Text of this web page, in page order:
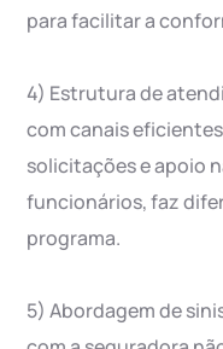
para facilitar a
4) Estrutura de
com canais
solicitações e apoio
funcionários, faz
programa.
5) Abordagem de